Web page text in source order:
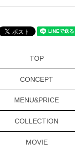
TOP
CONCEPT
MENU&PRICE
COLLECTION
MOVIE